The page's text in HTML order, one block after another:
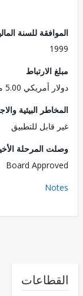
للسنة المالية3
5.00 مليون
البيئية والاجتماعية
للتطبيق
المرحلة الأخيرة
Board